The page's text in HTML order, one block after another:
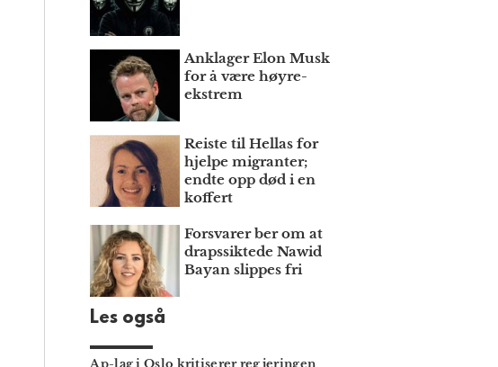
Anklager Elon Musk
for å være høyre­
ekstrem
Reiste til Hellas for
hjelpe migranter;
endte opp død i en
koffert
Forsvarer ber om at
draps­siktede Nawid
Bayan slippes fri
Les også
Ap-lag i Oslo kritiserer regjeringen